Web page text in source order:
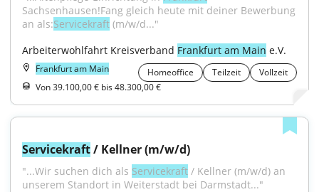
Sachsenhausen!Fang gleich heute mit deiner Bewerbung
an als:Servicekraft (m/w/d..."
Arbeiterwohlfahrt Kreisverband Frankfurt am Main e.V.
Frankfurt am Main Homeoffice Teilzeit
Vollzeit
Von 39.100,00 € bis 48.300,00 €
Servicekraft / Kellner (m/w/d)
"...Wir suchen dich als Servicekraft / Kellner (m/w/d) an
unserem Standort in Weiterstadt bei Darmstadt..."